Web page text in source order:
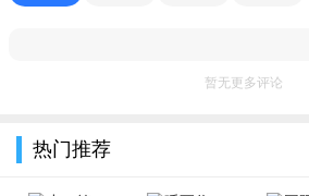
暂无更多评论
热门推荐